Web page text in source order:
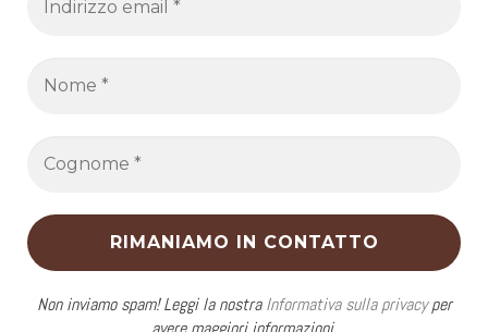
Non inviamo spam! Leggi la nostraInformativa sulla privacyper